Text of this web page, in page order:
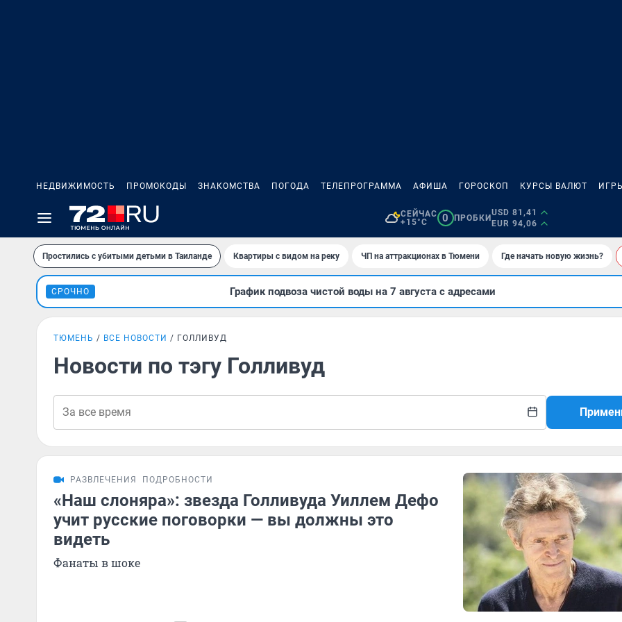
НЕДВИЖИМОСТЬ ПРОМОКОДЫ ЗНАКОМСТВА ПОГОДА ТЕЛЕПРОГРАММА АФИША ГОРОСКОП КУРСЫ ВАЛЮТ
СЕЙЧАС
+15°C
0 ПРОБКИ
USD 81,41
EUR 94,06
Простились с убитыми детьми в Таиланде Квартиры с видом на реку ЧП на аттракционах в Тюмени Где начать новую жизнь?
СРОЧНО График подвоза чистой воды на 7 августа с адресами
ТЮМЕНЬ ВСЕ НОВОСТИ ГОЛЛИВУД
Новости по тэгу Голливуд
РАЗВЛЕЧЕНИЯ ПОДРОБНОСТИ
«Наш слоняра»: звезда Голливуда Уиллем Дефо
учит русские поговорки — вы должны это
видеть
Фанаты в шоке